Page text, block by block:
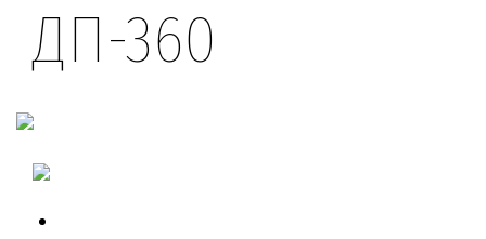
Контакты
Наши работы
Кредитование
ДП-360